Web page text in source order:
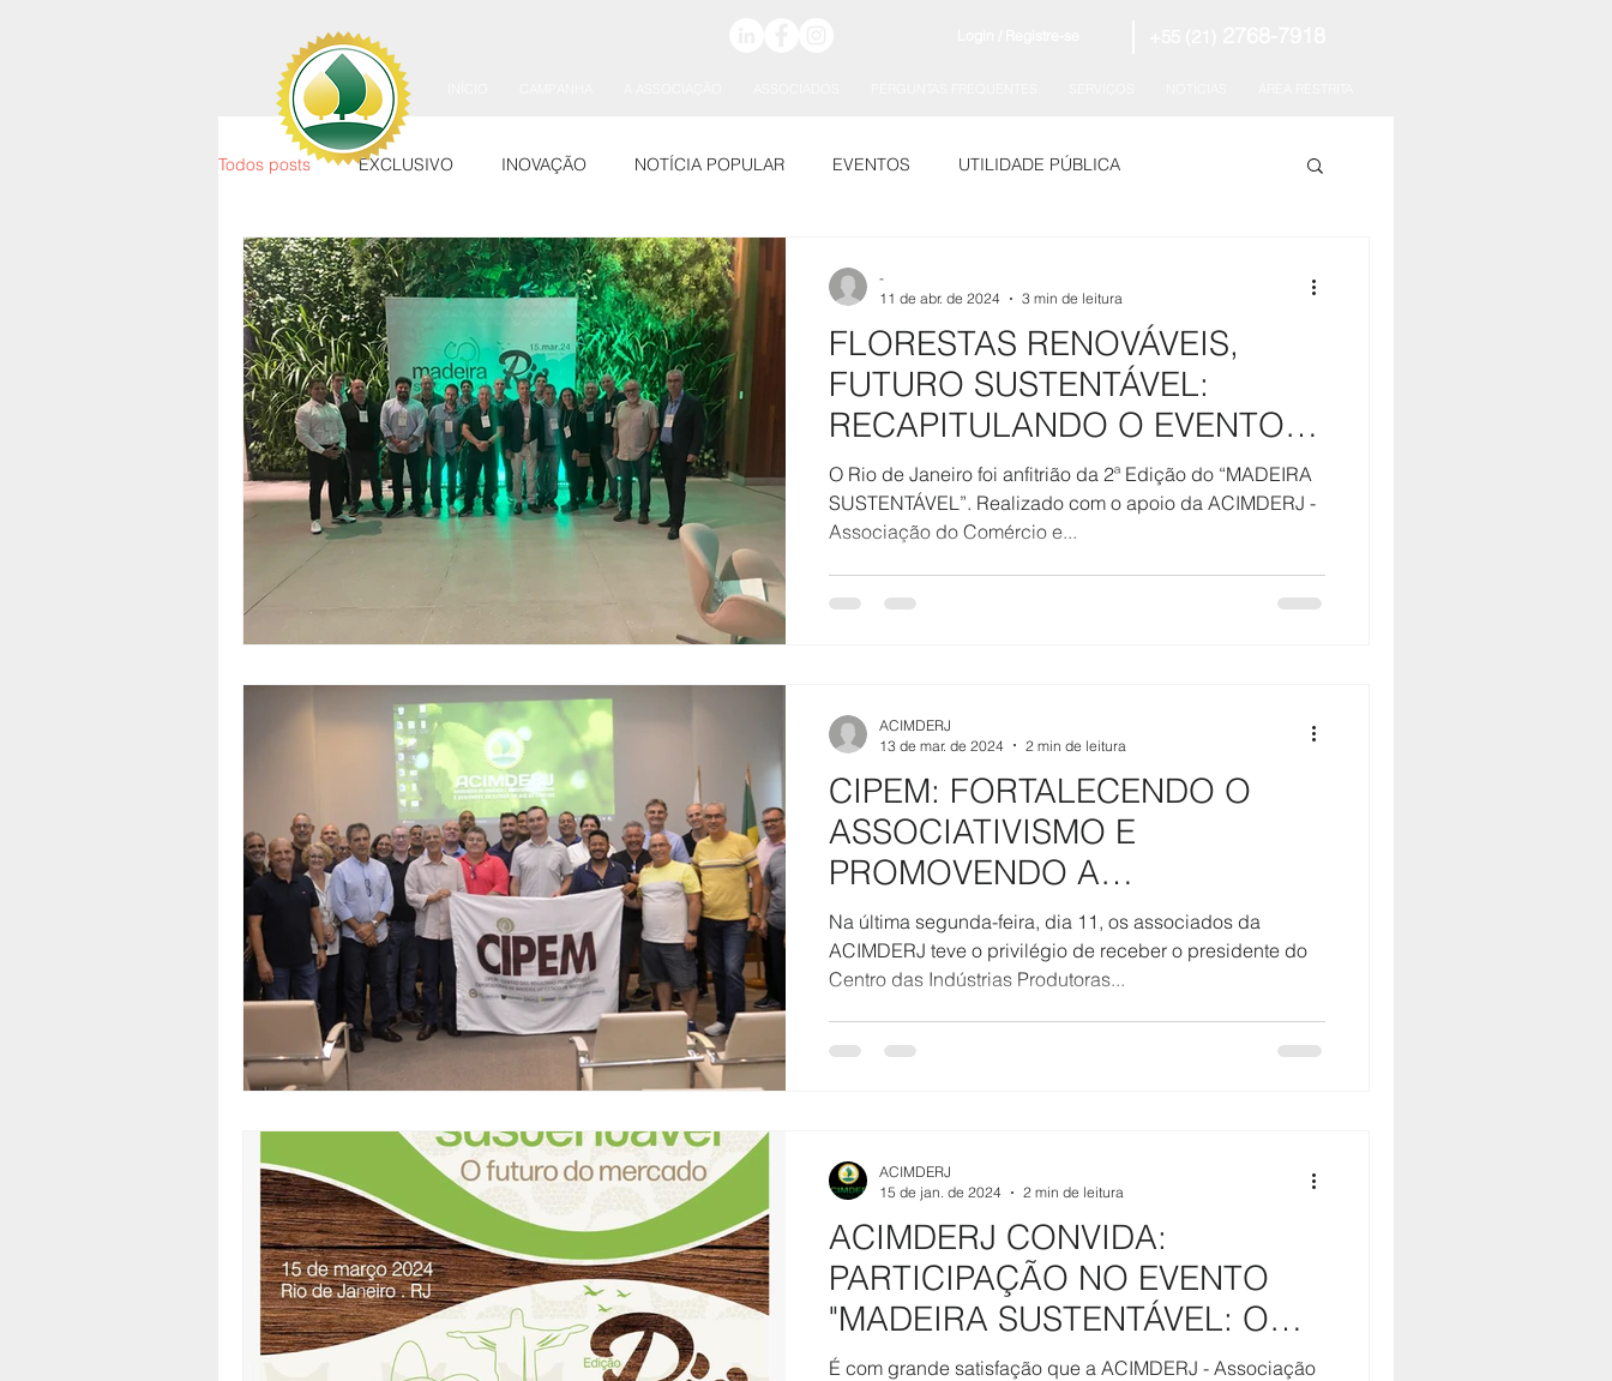
Todos posts EXCLUSIVO INOVAÇÃO NOTÍCIA POPULAR EVENTOS UTILIDADE PÚBLICA
FLORESTAS RENOVÁVEIS,
FUTURO SUSTENTÁVEL:
RECAPITULANDO O EVENTO
DA INDÚSTRIA DE MADEIRA
O Rio de Janeiro foi anfitrião da 2ª Edição do “MADEIRA
SUSTENTÁVEL”. Realizado com o apoio da ACIMDERJ -
Associação do Comércio e...
-
11 de abr. de 2024
3 min de leitura
CIPEM: FORTALECENDO O
ASSOCIATIVISMO E
PROMOVENDO A
SUSTENTABILIDADE NO
SETOR FLORESTAL
Na última segunda-feira, dia 11, os associados da
ACIMDERJ teve o privilégio de receber o presidente do
Centro das Indústrias Produtoras...
ACIMDERJ
13 de mar. de 2024
2 min de leitura
ACIMDERJ CONVIDA:
PARTICIPAÇÃO NO EVENTO
"MADEIRA SUSTENTÁVEL: O
FUTURO DO MERCADO"
É com grande satisfação que a ACIMDERJ - Associação
ACIMDERJ
15 de jan. de 2024
2 min de leitura